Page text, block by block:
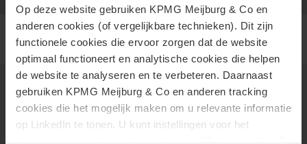
Op deze website gebruiken KPMG Meijburg & Co en
anderen cookies (of vergelijkbare technieken). Dit zijn
functionele cookies die ervoor zorgen dat de website
optimaal functioneert en analytische cookies die helpen
de website te analyseren en te verbeteren. Daarnaast
gebruiken KPMG Meijburg & Co en anderen tracking
cookies die het mogelijk maken om u relevante informatie
op LinkedIn te tonen. U kunt instellingen voor het
Insights